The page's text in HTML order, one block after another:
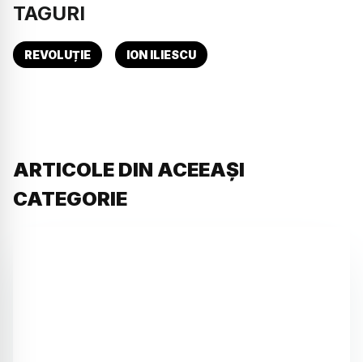
TAGURI
REVOLUȚIE ION ILIESCU
ARTICOLE DIN ACEEAȘI
CATEGORIE